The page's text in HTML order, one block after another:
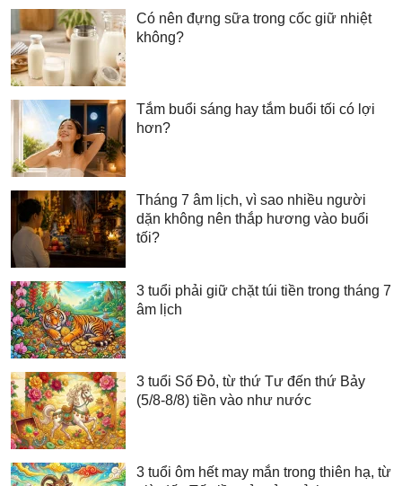
Có nên đựng sữa trong cốc giữ nhiệt
không?
Tắm buổi sáng hay tắm buổi tối có lợi
hơn?
Tháng 7 âm lịch, vì sao nhiều người
dặn không nên thắp hương vào buổi
tối?
3 tuổi phải giữ chặt túi tiền trong tháng 7
âm lịch
3 tuổi Số Đỏ, từ thứ Tư đến thứ Bảy
(5/8-8/8) tiền vào như nước
3 tuổi ôm hết may mắn trong thiên hạ, từ